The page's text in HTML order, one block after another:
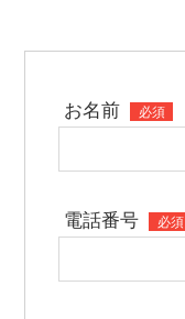
お名前 必須
電話番号 必須